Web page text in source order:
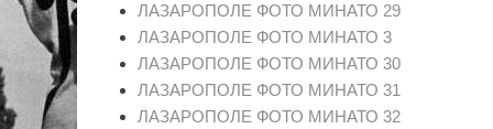
ЛАЗАРОПОЛЕ ФОТО МИНАТО 29
ЛАЗАРОПОЛЕ ФОТО МИНАТО 3
ЛАЗАРОПОЛЕ ФОТО МИНАТО 30
ЛАЗАРОПОЛЕ ФОТО МИНАТО 31
ЛАЗАРОПОЛЕ ФОТО МИНАТО 32